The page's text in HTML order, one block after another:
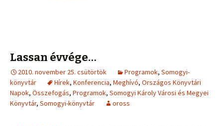
Lassan évvége…
2010. november 25. csütörtök Programok, Somogyi-
könyvtár
Hírek, Konferencia, Meghívó, Országos Könyvtári
Napok, Összefogás, Programok, Somogyi Károly Városi és Megyei
Könyvtár, Somogyi-könyvtár oross